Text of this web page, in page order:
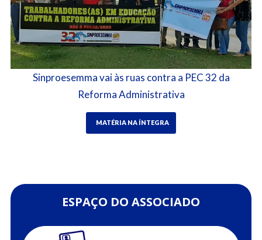
Sinproesemma vai às ruas contra a PEC 32 da
Reforma Administrativa
MATÉRIA NA ÍNTEGRA
ESPAÇO DO ASSOCIADO